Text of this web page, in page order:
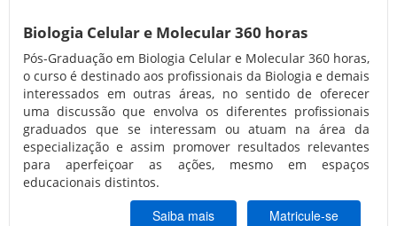
Biologia Celular e Molecular 360 horas
Pós-Graduação em Biologia Celular e Molecular 360 horas,
o curso é destinado aos profissionais da Biologia e demais
interessados em outras áreas, no sentido de oferecer
uma discussão que envolva os diferentes profissionais
graduados que se interessam ou atuam na área da
especialização e assim promover resultados relevantes
para aperfeiçoar as ações, mesmo em espaços
educacionais distintos.
Saiba mais Matricule-se